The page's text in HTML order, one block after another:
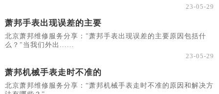
23-05-29
萧邦手表出现误差的主要
北京萧邦维修服务分享："萧邦手表出现误差的主要原因包括什
么？"当我们外出......
23-05-29
萧邦机械手表走时不准的
北京萧邦维修服务分享：“萧邦机械手表走时不准的原因和解决方